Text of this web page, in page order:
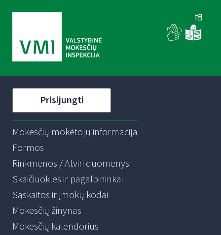
Prisijungti
Mokesčių mokėtojų informacija
Formos
Rinkmenos / Atviri duomenys
Skaičiuoklės ir pagalbininkai
Sąskaitos ir įmokų kodai
Mokesčių žinynas
Mokesčių kalendorius